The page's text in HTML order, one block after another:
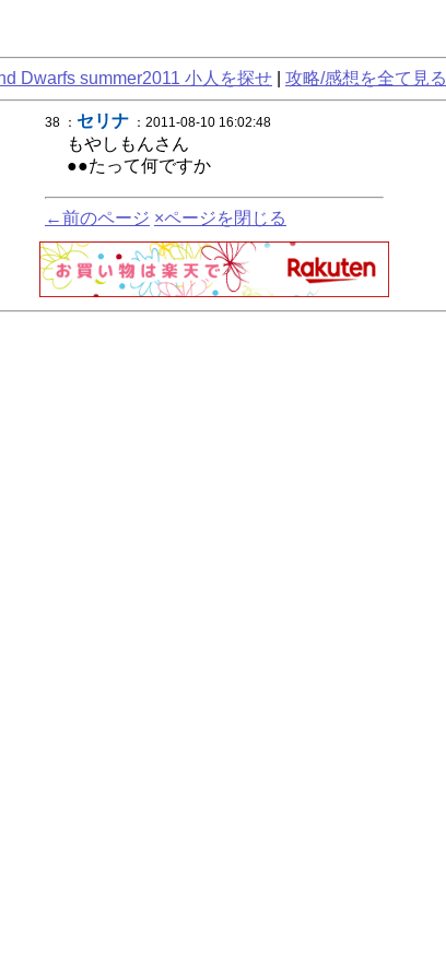
Dwarfs summer2011 小人を探せ 攻略/感想を全て見る
38 ： セリナ ：2011-08-10 16:02:48
もやしもんさん
●●たって何ですか
←前のページ ×ページを閉じる